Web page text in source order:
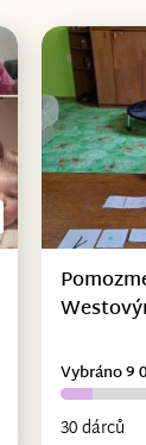
30 dárců
Vybráno 9